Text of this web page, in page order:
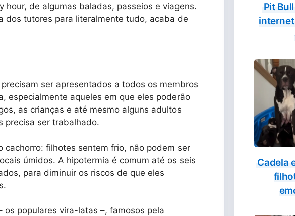
hour, de algumas baladas, passeios e viagens.
dos tutores para literalmente tudo, acaba de
ser apresentados a todos os membros
especialmente aqueles em que eles poderão
as crianças e até mesmo alguns adultos
precisa ser trabalhado.
filhotes sentem frio, não podem ser
úmidos. A hipotermia é comum até os seis
para diminuir os riscos de que eles
os populares vira-latas –, famosos pela
Pit
Cadela